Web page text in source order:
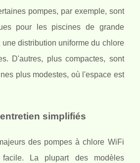
pompes, par exemple, sont
pour les piscines de grande
distribution uniforme du chlore
D'autres, plus compactes, sont
plus modestes, où l'espace est
simplifiés
des pompes à chlore WiFi
La plupart des modèles